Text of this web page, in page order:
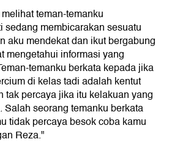
teman-temanku
sedang membicarakan sesuatu
aku mendekat dan ikut bergabung
mengetahui informasi yang
temanku berkata kepada jika
di kelas tadi adalah kentut
tak percaya jika itu kelakuan yang
seorang temanku berkata
tidak percaya besok coba kamu
Reza."